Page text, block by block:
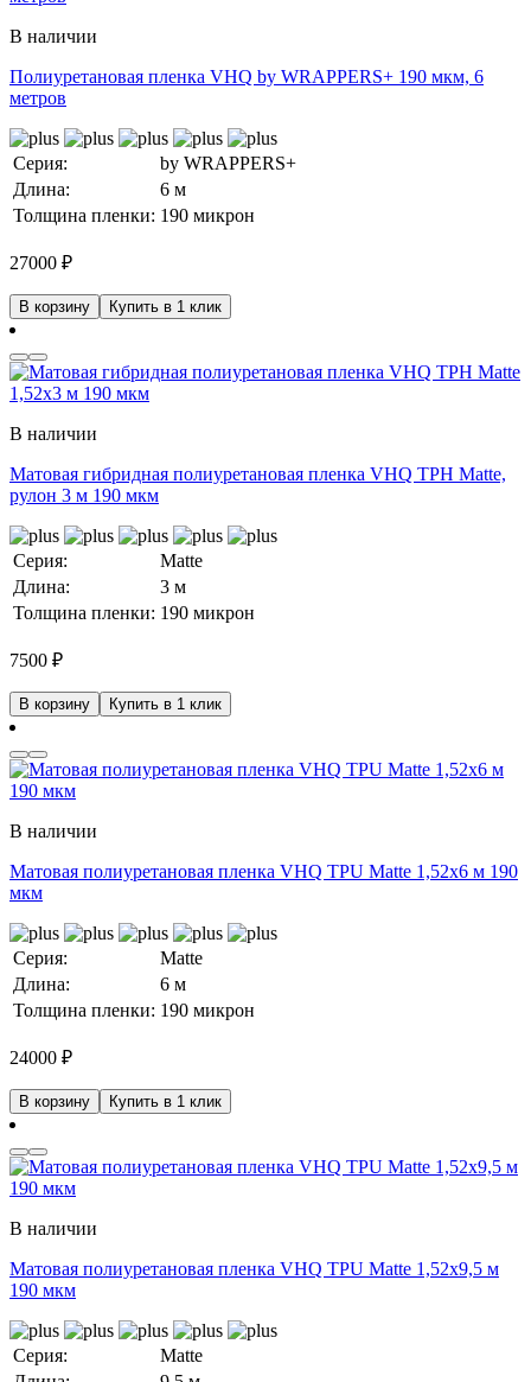
В наличии
Полиуретановая пленка VHQ by WRAPPERS+ 190 мкм, 6
метров
Серия:
by WRAPPERS+
Длина:
6 м
Толщина пленки: 190 микрон
27000 ₽
В корзину Купить в 1 клик
В наличии
Матовая гибридная полиуретановая пленка VHQ TPH Matte,
рулон 3 м 190 мкм
Серия:
Matte
Длина:
3 м
Толщина пленки: 190 микрон
7500 ₽
В корзину Купить в 1 клик
В наличии
Матовая полиуретановая пленка VHQ TPU Matte 1,52х6 м 190
мкм
Серия:
Matte
Длина:
6 м
Толщина пленки: 190 микрон
24000 ₽
В корзину Купить в 1 клик
В наличии
Матовая полиуретановая пленка VHQ TPU Matte 1,52х9,5 м
190 мкм
Серия:
Matte